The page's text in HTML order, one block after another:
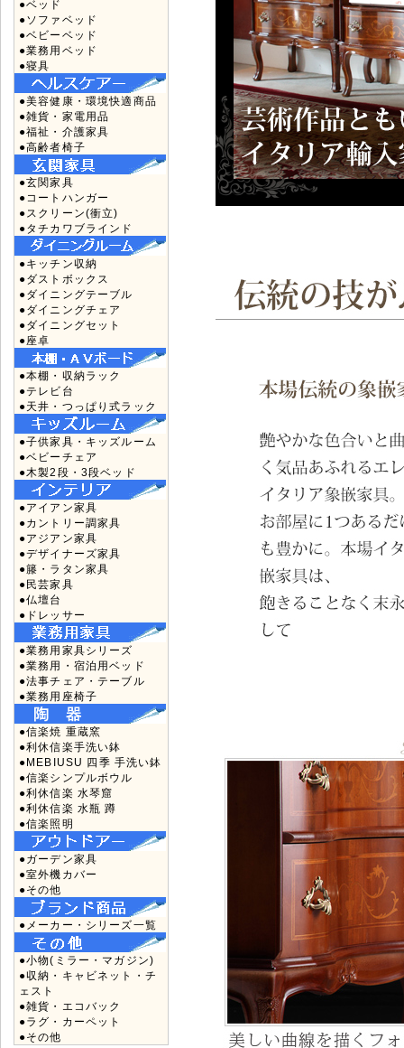
●ベッド
●ソファベッド
●ベビーベッド
●業務用ベッド
●寝具
●美容健康・環境快適商品
●雑貨・家電用品
●福祉・介護家具
●高齢者椅子
●玄関家具
●コートハンガー
●スクリーン(衝立)
●タチカワブラインド
●キッチン収納
●ダストボックス
●ダイニングテーブル
●ダイニングチェア
●ダイニングセット
●座卓
●本棚・収納ラック
●テレビ台
●天井・つっぱり式ラック
●子供家具・キッズルーム
●ベビーチェア
●木製2段・3段ベッド
●アイアン家具
●カントリー調家具
●アジアン家具
●デザイナーズ家具
●籐・ラタン家具
●民芸家具
●仏壇台
●ドレッサー
●業務用家具シリーズ
●業務用・宿泊用ベッド
●法事チェア・テーブル
●業務用座椅子
●信楽焼 重蔵窯
●利休信楽手洗い鉢
●MEBIUSU 四季 手洗い鉢
●信楽シンプルボウル
●利休信楽 水琴窟
●利休信楽 水瓶 蹲
●信楽照明
●ガーデン家具
●室外機カバー
●その他
●メーカー・シリーズ一覧
●小物(ミラー・マガジン)
●収納・キャビネット・チ
ェスト
●雑貨・エコバック
●ラグ・カーペット
●その他